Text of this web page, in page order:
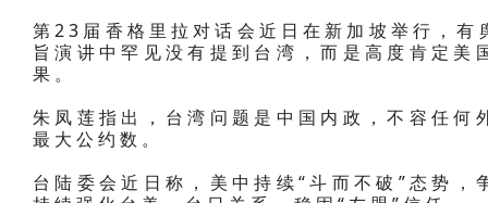
第23届香格里拉对话会近日在新加坡举行，
旨演讲中罕见没有提到台湾，而是高度肯定
果。
朱凤莲指出，台湾问题是中国内政，不容任
最大公约数。
台陆委会近日称，美中持续“斗而不破”态势